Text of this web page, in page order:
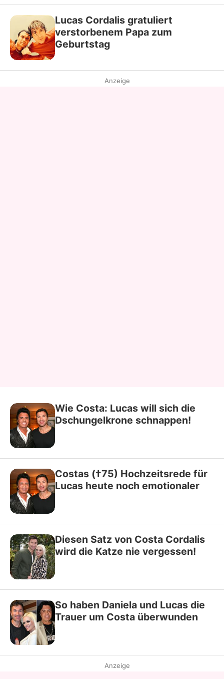
Lucas Cordalis gratuliert
verstorbenem Papa zum
Geburtstag
Anzeige
Wie Costa: Lucas will sich die
Dschungelkrone schnappen!
Costas (†75) Hochzeitsrede für
Lucas heute noch emotionaler
Diesen Satz von Costa Cordalis
wird die Katze nie vergessen!
So haben Daniela und Lucas die
Trauer um Costa überwunden
Anzeige